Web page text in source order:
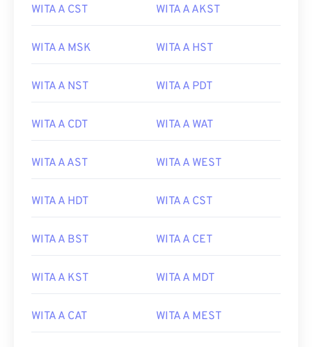
WITA A CST WITA A AKST
WITA A MSK WITA A HST
WITA A NST WITA A PDT
WITA A CDT WITA A WAT
WITA A AST WITA A WEST
WITA A HDT WITA A CST
WITA A BST WITA A CET
WITA A KST WITA A MDT
WITA A CAT WITA A MEST